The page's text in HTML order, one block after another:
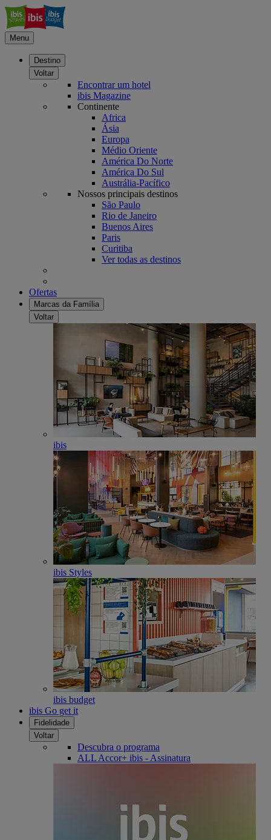
Menu
Destino
Voltar
Encontrar um hotel
ibis Magazine
Continente
Africa
Ásia
Europa
Médio Oriente
América Do Norte
América Do Sul
Austrália-Pacífico
Nossos principais destinos
São Paulo
Rio de Janeiro
Buenos Aires
Paris
Curitiba
Ver todas as destinos
Ofertas
Marcas da Família
Voltar
ibis
ibis Styles
ibis budget
ibis Go get it
Fidelidade
Voltar
Descubra o programa
ALL Accor+ ibis - Assinatura